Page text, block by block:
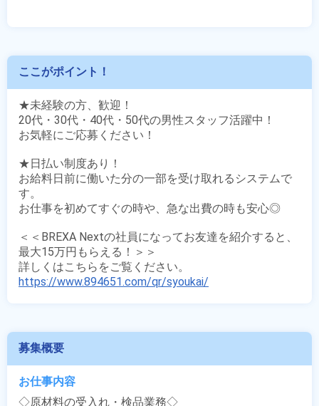
ここがポイント！
★未経験の方、歓迎！
20代・30代・40代・50代の男性スタッフ活躍中！
お気軽にご応募ください！
★日払い制度あり！
お給料日前に働いた分の一部を受け取れるシステムで
す。
お仕事を初めてすぐの時や、急な出費の時も安心◎
＜＜BREXA Nextの社員になってお友達を紹介すると、
最大15万円もらえる！＞＞
https://www.894651.com/qr/syoukai/
募集概要
お仕事内容
◇原材料の受入れ・検品業務◇